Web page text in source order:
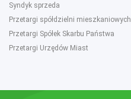
Syndyk sprzeda
Przetargi spółdzielni mieszkaniowych
Przetargi Spółek Skarbu Państwa
Przetargi Urzędów Miast